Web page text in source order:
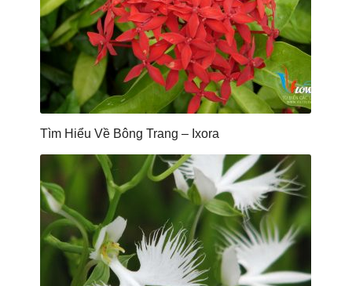
Tìm Hiểu Về Bông Trang – Ixora